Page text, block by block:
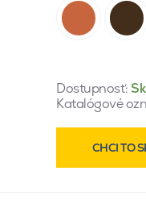
Dostupnosť:
Katalógové
CHCI TO